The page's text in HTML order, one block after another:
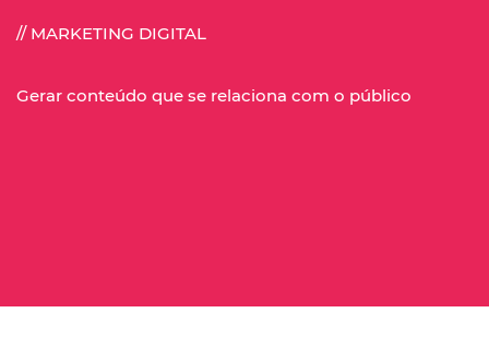
// MARKETING DIGITAL
Gerar conteúdo que se relaciona com o público